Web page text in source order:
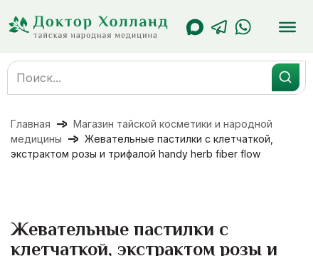
содержанию
Search
for:
Главная
Магазин тайской косметики и народной
медицины
Жевательные пастилки с клетчаткой,
экстрактом розы и трифалой handy herb fiber flow
Жевательные пастилки с